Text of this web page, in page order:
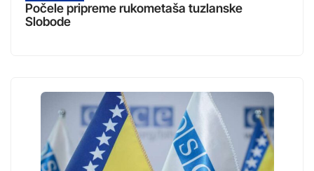
Počele pripreme rukometaša tuzlanske
Slobode